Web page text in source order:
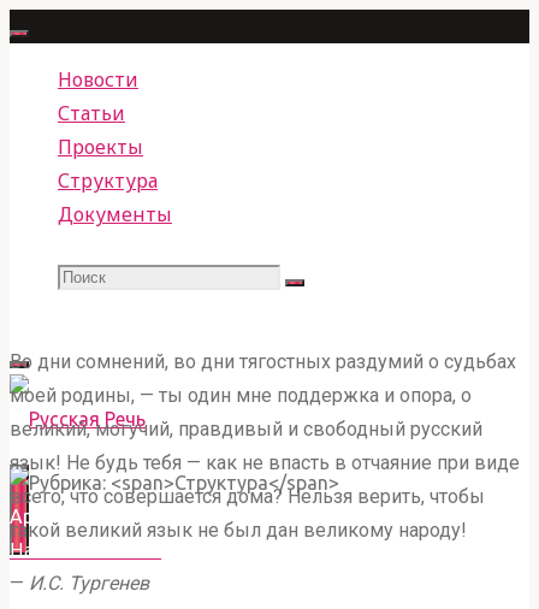
Перейти
содержимому
Новости
Статьи
Проекты
Структура
Документы
Поиск
Что
искать:
Поиск
РУССКАЯ РЕЧЬ
ОБЩЕСТВЕННОЕ ДВИЖЕНИЕ ПО ЗАЩИТЕ,
СОХРАНЕНИЮ И РАЗВИТИЮ РУССКОГО ЯЗЫКА
"РУССКАЯ РЕЧЬ"
Главная
Архив рубрики "Структура"
Наши контакты
Во дни сомнений, во дни тягостных раздумий о судьбах
моей родины, — ты один мне поддержка и опора, о
великий, могучий, правдивый и свободный русский
язык! Не будь тебя — как не впасть в отчаяние при виде
всего, что совершается дома? Нельзя верить, чтобы
такой великий язык не был дан великому народу!
— И.С. Тургенев